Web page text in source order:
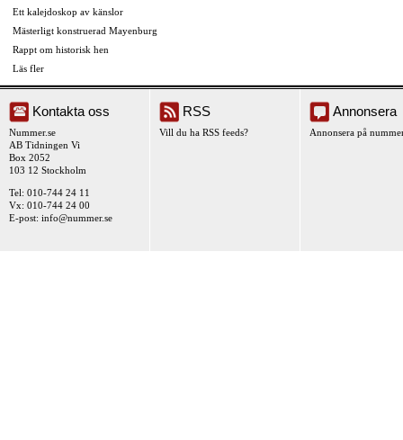
Ett kalejdoskop av känslor
Mästerligt konstruerad Mayenburg
Rappt om historisk hen
Läs fler
Kontakta oss
Nummer.se
AB Tidningen Vi
Box 2052
103 12 Stockholm
Tel: 010-744 24 11
Vx: 010-744 24 00
E-post: info@nummer.se
RSS
Vill du ha RSS feeds?
Annonsera
Annonsera på